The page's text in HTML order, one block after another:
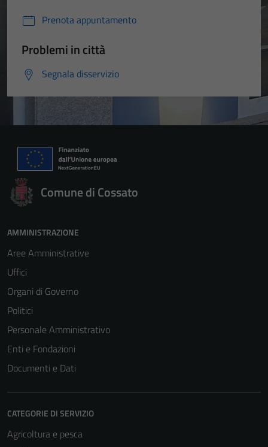
Prenota appuntamento
Problemi in città
Segnala disservizio
Comune di Cossato
AMMINISTRAZIONE
Aree Amministrative
Uffici
Organi di Governo
Politici
Personale Amministrativo
Enti e Fondazioni
Documenti e Dati
CATEGORIE DI SERVIZIO
Agricoltura e pesca